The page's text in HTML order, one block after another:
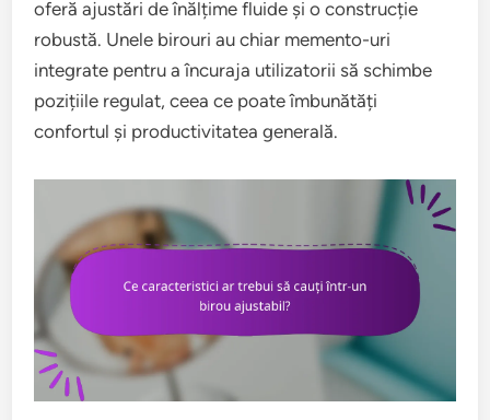
oferă ajustări de înălțime fluide și o construcție
robustă. Unele birouri au chiar memento-uri
integrate pentru a încuraja utilizatorii să schimbe
pozițiile regulat, ceea ce poate îmbunătăți
confortul și productivitatea generală.